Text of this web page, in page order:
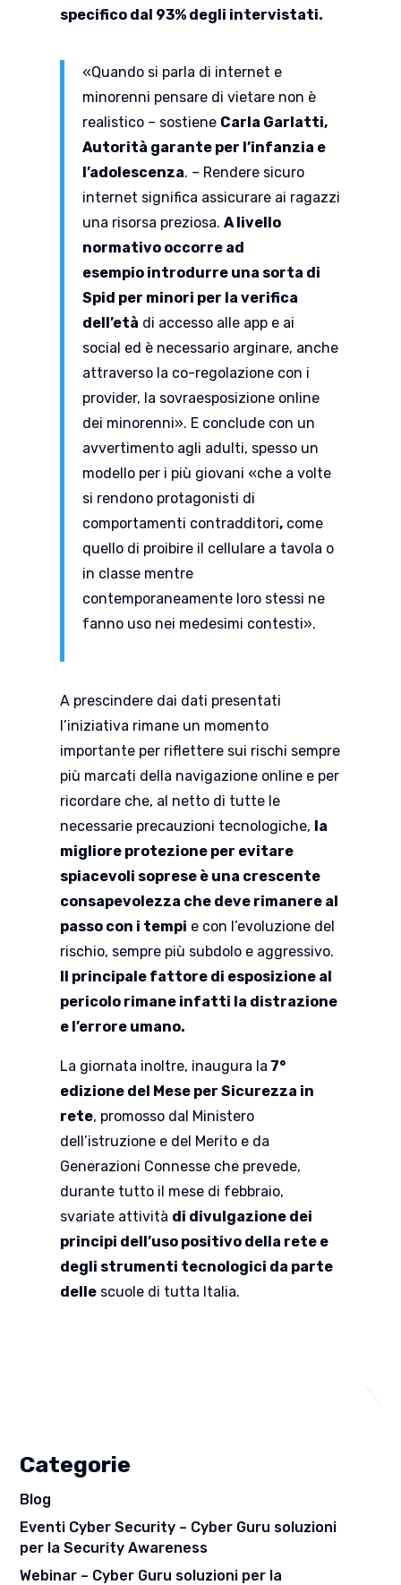
Categorie
Blog
Eventi Cyber Security – Cyber Guru soluzioni
per la Security Awareness
Webinar – Cyber Guru soluzioni per la
specifico dal 93% degli intervistati.
«Quando si parla di internet e
minorenni pensare di vietare non è
realistico – sostiene Carla Garlatti,
Autorità garante per l’infanzia e
l’adolescenza. – Rendere sicuro
internet significa assicurare ai ragazzi
una risorsa preziosa. A livello
normativo occorre ad
esempio introdurre una sorta di
Spid per minori per la verifica
dell’età di accesso alle app e ai
social ed è necessario arginare, anche
attraverso la co-regolazione con i
provider, la sovraesposizione online
dei minorenni». E conclude con un
avvertimento agli adulti, spesso un
modello per i più giovani «che a volte
si rendono protagonisti di
comportamenti contradditori,come
quello di proibire il cellulare a tavola o
in classe mentre
contemporaneamente loro stessi ne
fanno uso nei medesimi contesti».
A prescindere dai dati presentati
l’iniziativa rimane un momento
importante per riflettere sui rischi sempre
più marcati della navigazione online e per
ricordare che, al netto di tutte le
necessarie precauzioni tecnologiche, la
migliore protezione per evitare
spiacevoli soprese è una crescente
consapevolezza che deve rimanere al
passo con i tempi e con l’evoluzione del
rischio, sempre più subdolo e aggressivo.
Il principale fattore di esposizione al
pericolo rimane infatti la distrazione
e l’errore umano.
La giornata inoltre, inaugura la 7°
edizione del Mese per Sicurezza in
rete, promosso dal Ministero
dell’istruzione e del Merito e da
Generazioni Connesse che prevede,
durante tutto il mese di febbraio,
svariate attività di divulgazione dei
principi dell’uso positivo della rete e
degli strumenti tecnologici da parte
dellescuole di tutta Italia.